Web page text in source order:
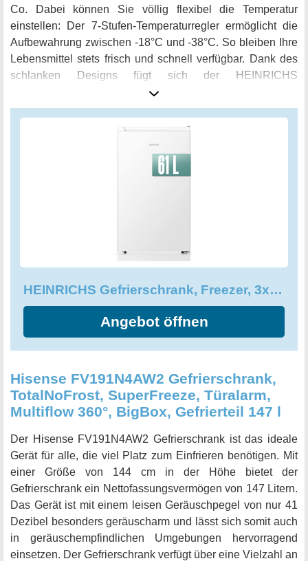
Co. Dabei können Sie völlig flexibel die Temperatur
einstellen: Der 7-Stufen-Temperaturregler ermöglicht die
Aufbewahrung zwischen -18°C und -38°C. So bleiben Ihre
Lebensmittel stets frisch und schnell verfügbar. Dank des
schlanken Designs fügt sich der HEINRICHS
Gefrierschrank dezent in jedes Ambiente ein. Besonders
nützlich: Der Türanschlag lässt sich ganz einfach
wechseln, um den Gefrierschrank genau auf Ihre
Bedürfnisse abzustimmen. Und all das bei einem
sparsamen Energieverbrauch, der Sie in der
Haushaltskasse spüren lässt. Mit dem
hochwertige Qualität und ausgezeichneten Service zu
Gefrierschrank perfekt für alle, die mit einer kleinen Geste
große Freude bereiten möchten. Der Mini Freezer ist
zudem nahezu lautlos (38dB) und lässt sich einfach und
platzsparend überall aufstellen - egal, ob zu Hause oder
Bürohengst sind, der HEINRICHS Gefrierschrank ist die
richtige Wahl für alle, die Wert auf Flexibilität, Design und
Leistung legen. Sichern Sie sich jetzt Ihren eigenen Mini
Gefrierschrank und überzeugen Sie sich selbst von der
einzigartigen Qualität und Vielseitigkeit dieses Produkts!
HEINRICHS Gefrierschrank, Freezer, 3x Gefrierschublade
Angebot öffnen
Hisense FV191N4AW2 Gefrierschrank,
TotalNoFrost, SuperFreeze, Türalarm,
Multiflow 360°, BigBox, Gefrierteil 147 l
Der Hisense FV191N4AW2 Gefrierschrank ist das ideale
Gerät für alle, die viel Platz zum Einfrieren benötigen. Mit
einer Größe von 144 cm in der Höhe bietet der
Gefrierschrank ein Nettofassungsvermögen von 147 Litern.
Das Gerät ist mit einem leisen Geräuschpegel von nur 41
Dezibel besonders geräuscharm und lässt sich somit auch
in geräuschempfindlichen Umgebungen hervorragend
einsetzen. Der Gefrierschrank verfügt über eine Vielzahl an